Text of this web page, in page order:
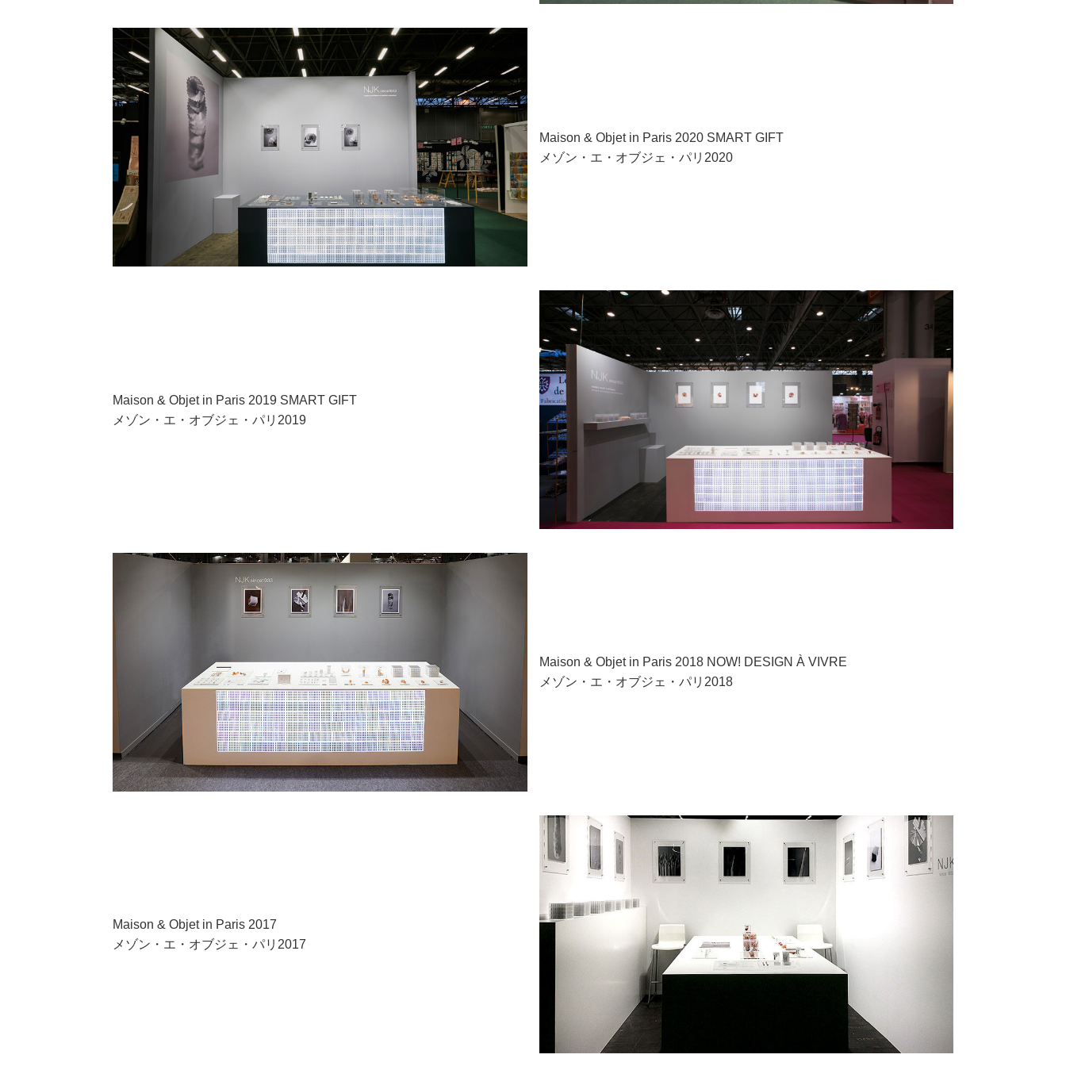
Maison & Objet in Paris 2020 SMART GIFT
メゾン・エ・オブジェ・パリ2020
Maison & Objet in Paris 2019 SMART GIFT
メゾン・エ・オブジェ・パリ2019
Maison & Objet in Paris 2018 NOW! DESIGN À VIVRE
メゾン・エ・オブジェ・パリ2018
Maison & Objet in Paris 2017
メゾン・エ・オブジェ・パリ2017